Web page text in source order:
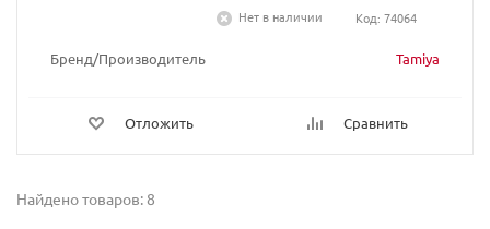
Бренд/Производитель Tamiya
Отложить Сравнить
Нет в наличии
Код: 74064
Найдено товаров: 8